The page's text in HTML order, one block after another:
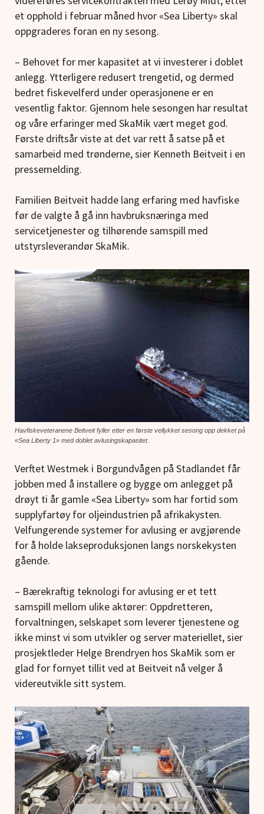
et opphold i februar måned hvor «Sea Liberty» skal
oppgraderes foran en ny sesong.
– Behovet for mer kapasitet at vi investerer i doblet
anlegg. Ytterligere redusert trengetid, og dermed
bedret fiskevelferd under operasjonene er en
vesentlig faktor. Gjennom hele sesongen har resultat
og våre erfaringer med SkaMik vært meget god.
Første driftsår viste at det var rett å satse på et
samarbeid med trønderne, sier Kenneth Beitveit i en
pressemelding.
Familien Beitveit hadde lang erfaring med havfiske
før de valgte å gå inn havbruksnæringa med
servicetjenester og tilhørende samspill med
utstyrsleverandør SkaMik.
Havfiskeveteranene Beitveit fyller etter en første vellykket sesong opp dekket på
«Sea Liberty 1» med doblet avlusingskapasitet.
Verftet Westmek i Borgundvågen på Stadlandet får
jobben med å installere og bygge om anlegget på
drøyt ti år gamle «Sea Liberty» som har fortid som
supplyfartøy for oljeindustrien på afrikakysten.
Velfungerende systemer for avlusing er avgjørende
for å holde lakseproduksjonen langs norskekysten
gående.
– Bærekraftig teknologi for avlusing er et tett
samspill mellom ulike aktører: Oppdretteren,
forvaltningen, selskapet som leverer tjenestene og
ikke minst vi som utvikler og server materiellet, sier
prosjektleder Helge Brendryen hos SkaMik som er
glad for fornyet tillit ved at Beitveit nå velger å
videreutvikle sitt system.